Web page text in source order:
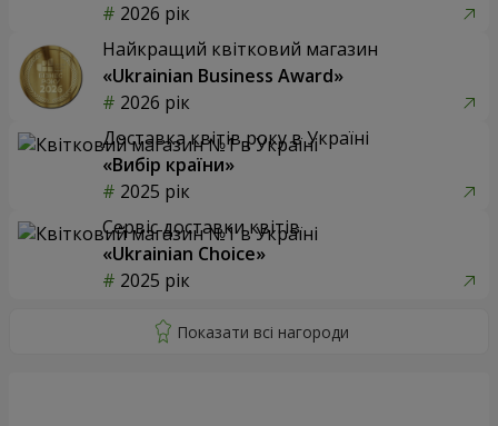
2026 рік
Найкращий квітковий магазин
«Ukrainian Business Award»
2026 рік
Доставка квітів року в Україні
«Вибір країни»
2025 рік
Сервіс доставки квітів
«Ukrainian Choice»
2025 рік